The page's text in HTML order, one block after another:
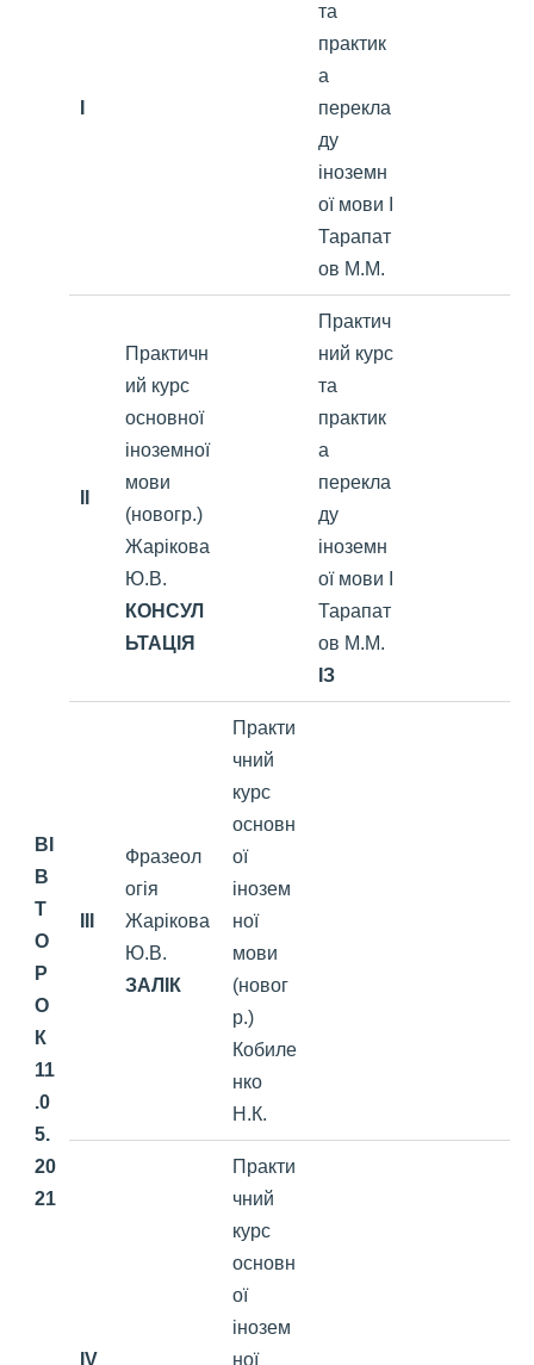
ВІ
В
Т
О
Р
О
К
11
.0
5.
20
21
та
практик
а
перекла
ду
іноземн
ої мови І
Тарапат
ов М.М.
Практичн
ий курс
основної
іноземної
мови
(новогр.)
Жарікова
Ю.В.
КОНСУЛ
ЬТАЦІЯ
Практич
ний курс
та
практик
а
перекла
ду
іноземн
ої мови І
Тарапат
ов М.М.
ІЗ
Фразеол
огія
Жарікова
Ю.В.
ЗАЛІК
Практи
чний
курс
основн
ої
інозем
ної
мови
(новог
р.)
Кобиле
нко
Н.К.
IV
Практи
чний
курс
основн
ої
інозем
ної